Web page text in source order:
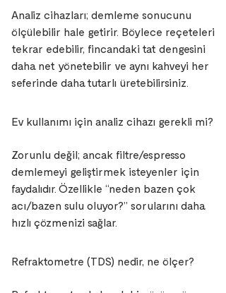
Analiz cihazları; demleme sonucunu
ölçülebilir hale getirir. Böylece reçeteleri
tekrar edebilir, fincandaki tat dengesini
daha net yönetebilir ve aynı kahveyi her
seferinde daha tutarlı üretebilirsiniz.
Ev kullanımı için analiz cihazı gerekli mi?
Zorunlu değil; ancak filtre/espresso
demlemeyi geliştirmek isteyenler için
faydalıdır. Özellikle “neden bazen çok
acı/bazen sulu oluyor?” sorularını daha
hızlı çözmenizi sağlar.
Refraktometre (TDS) nedir, ne ölçer?